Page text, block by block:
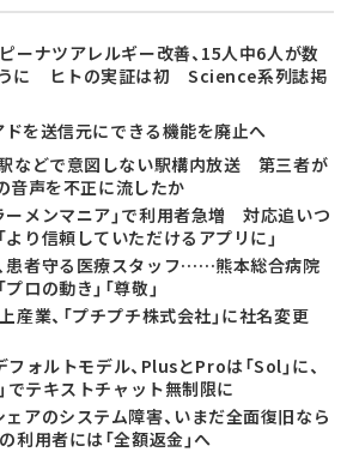
ピーナツアレルギー改善、15人中6人が数
に ヒトの実証は初 Science系列誌掲
を送信元にできる機能を廃止へ
駅などで意図しない駅構内放送 第三者が
声を不正に流したか
ーメンマニア」で利用者急増 対応追いつ
り信頼していただけるアプリに」
患者守る医療スタッフ……熊本総合病院
ロの動き」「尊敬」
産業、「プチプチ株式会社」に社名変更
フォルトモデル、PlusとProは「Sol」に、
でテキストチャット無制限に
ェアのシステム障害、いまだ全面復旧なら
用者には「全額返金」へ